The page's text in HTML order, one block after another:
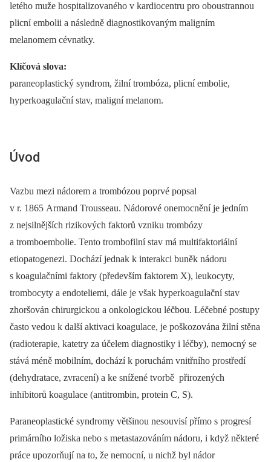
letého muže hospitalizovaného v kardiocentru pro oboustrannou
plicní embolii a následně diagnostikovaným maligním
melanomem cévnatky.
Klíčová slova:
paraneoplastický syndrom, žilní trombóza, plicní embolie,
hyperkoagulační stav, maligní melanom.
Úvod
Vazbu mezi nádorem a trombózou poprvé popsal
v r. 1865 Armand Trousseau. Nádorové onemocnění je jedním
z nejsilnějších rizikových faktorů vzniku trombózy
a tromboembolie. Tento trombofilní stav má multifaktoriální
etiopatogenezi. Dochází jednak k interakci buněk nádoru
s koagulačními faktory (především faktorem X), leukocyty,
trombocyty a endoteliemi, dále je však hyperkoagulační stav
zhoršován chirurgickou a onkologickou léčbou. Léčebné postupy
často vedou k další aktivaci koagulace, je poškozována žilní stěna
(radioterapie, katetry za účelem diagnostiky i léčby), nemocný se
stává méně mobilním, dochází k poruchám vnitřního prostředí
(dehydratace, zvracení) a ke snížené tvorbě přirozených
inhibitorů koagulace (antitrombin, protein C, S).
Paraneoplastické syndromy většinou nesouvisí přímo s progresí
primárního ložiska nebo s metastazováním nádoru, i když některé
práce upozorňují na to, že nemocní, u nichž byl nádor